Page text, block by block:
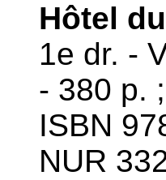
Hôtel
1e dr. -
- 380 p.
ISBN
NUR